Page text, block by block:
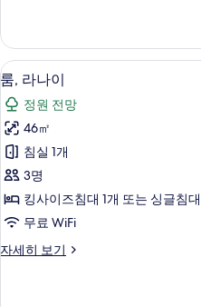
사
진
모
두
보
기
전
용
수
영
장
자
세
히
보
기
룸,
라
나
이
사
진
모
두
보
10
룸, 라나이
정원 전망
46㎡
침실 1개
3명
킹사이즈침대 1개 또는 싱글침
무료 WiFi
자세히 보기
룸,